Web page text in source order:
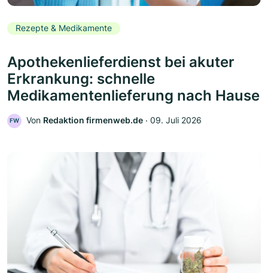
Rezepte & Medikamente
Apothekenlieferdienst bei akuter
Erkrankung: schnelle
Medikamentenlieferung nach Hause
FW Von Redaktion firmenweb.de ‧ 09. Juli 2026